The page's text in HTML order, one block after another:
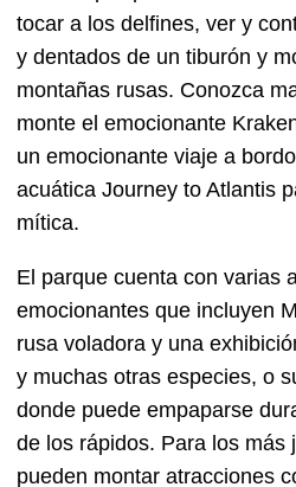
tocar a los delfines, ver y
y dentados de un tiburón y
montañas rusas. Conozca
monte el emocionante
un emocionante viaje a
acuática Journey to Atlantis
mítica.
El parque cuenta con varias
emocionantes que incluyen
rusa voladora y una
y muchas otras especies, o
donde puede empaparse
de los rápidos. Para los más
pueden montar atracciones